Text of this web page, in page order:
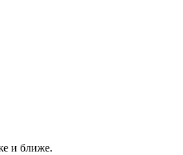
и ближе.